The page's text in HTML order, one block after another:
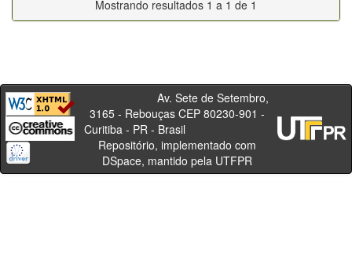
Mostrando resultados 1 a 1 de 1
Av. Sete de Setembro,
3165 - Rebouças CEP 80230-901 -
Curitiba - PR - Brasil
Repositório, implementado com
DSpace, mantido pela UTFPR